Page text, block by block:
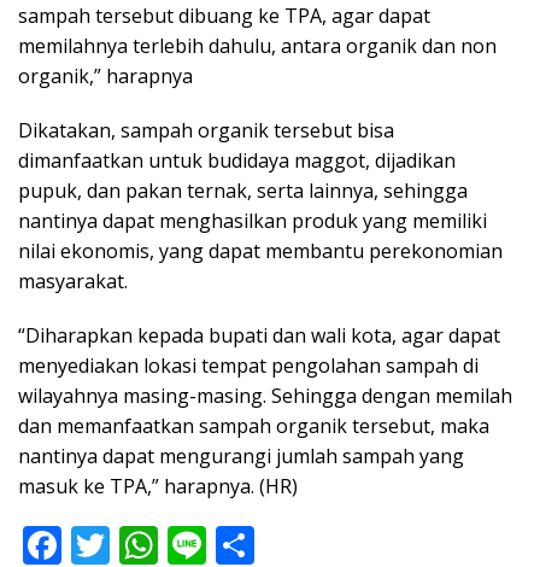
sampah tersebut dibuang ke TPA, agar dapat
memilahnya terlebih dahulu, antara organik dan non
organik,” harapnya
Dikatakan, sampah organik tersebut bisa
dimanfaatkan untuk budidaya maggot, dijadikan
pupuk, dan pakan ternak, serta lainnya, sehingga
nantinya dapat menghasilkan produk yang memiliki
nilai ekonomis, yang dapat membantu perekonomian
masyarakat.
“Diharapkan kepada bupati dan wali kota, agar dapat
menyediakan lokasi tempat pengolahan sampah di
wilayahnya masing-masing. Sehingga dengan memilah
dan memanfaatkan sampah organik tersebut, maka
nantinya dapat mengurangi jumlah sampah yang
masuk ke TPA,” harapnya. (HR)
F T W Li